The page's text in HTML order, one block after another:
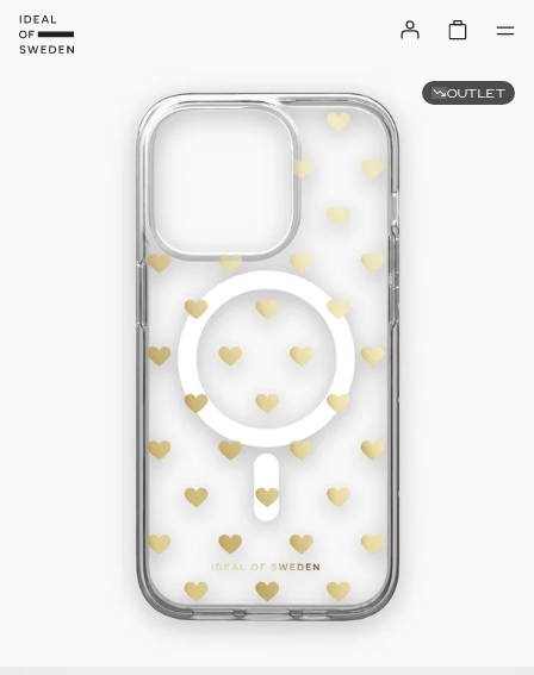
OUTLET